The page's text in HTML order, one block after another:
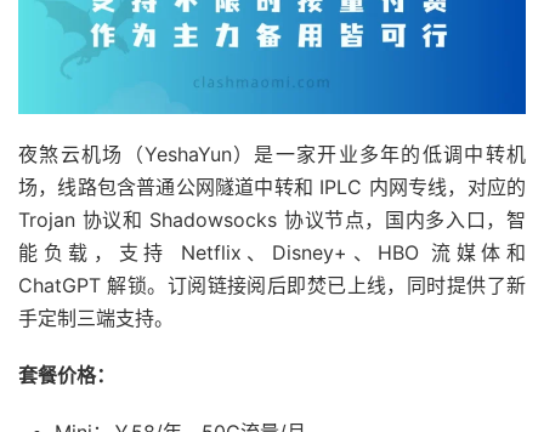
夜煞云机场（YeshaYun）是一家开业多年的低调中转机
场，线路包含普通公网隧道中转和 IPLC 内网专线，对应的
Trojan 协议和 Shadowsocks 协议节点，国内多入口，智
能负载，支持 Netflix、Disney+、HBO 流媒体和
ChatGPT 解锁。订阅链接阅后即焚已上线，同时提供了新
手定制三端支持。
套餐价格：